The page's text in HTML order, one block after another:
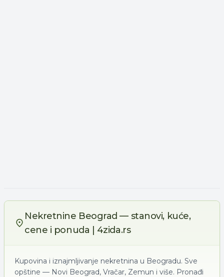
Nekretnine Beograd — stanovi, kuće,
cene i ponuda | 4zida.rs
Kupovina i iznajmljivanje nekretnina u Beogradu. Sve
opštine — Novi Beograd, Vračar, Zemun i više. Pronađi